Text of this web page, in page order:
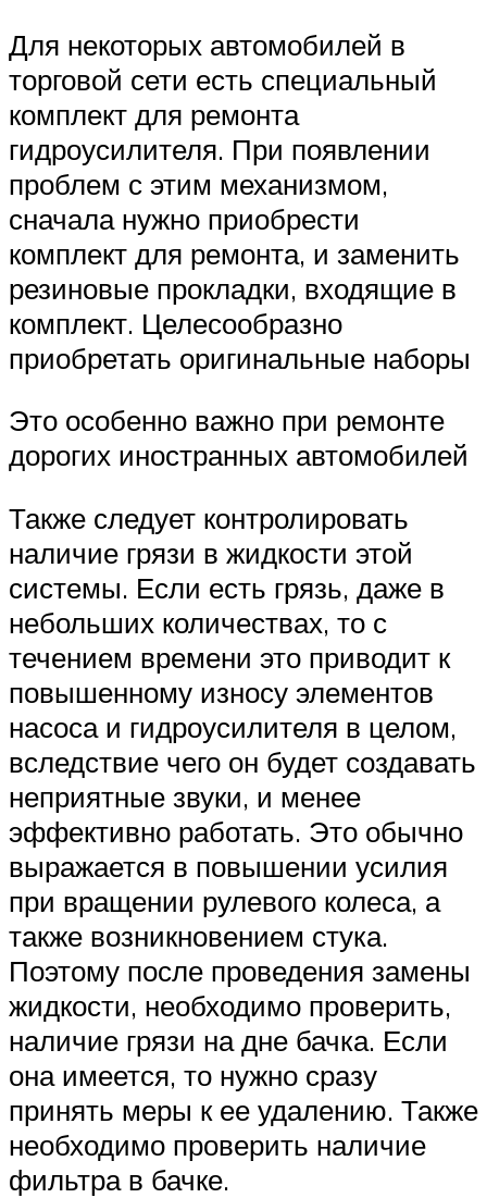
Для некоторых автомобилей в
торговой сети есть специальный
комплект для ремонта
гидроусилителя. При появлении
проблем с этим механизмом,
сначала нужно приобрести
комплект для ремонта, и заменить
резиновые прокладки, входящие в
комплект. Целесообразно
приобретать оригинальные наборы
Это особенно важно при ремонте
дорогих иностранных автомобилей
Также следует контролировать
наличие грязи в жидкости этой
системы. Если есть грязь, даже в
небольших количествах, то с
течением времени это приводит к
повышенному износу элементов
насоса и гидроусилителя в целом,
вследствие чего он будет создавать
неприятные звуки, и менее
эффективно работать. Это обычно
выражается в повышении усилия
при вращении рулевого колеса, а
также возникновением стука.
Поэтому после проведения замены
жидкости, необходимо проверить,
наличие грязи на дне бачка. Если
она имеется, то нужно сразу
принять меры к ее удалению. Также
необходимо проверить наличие
фильтра в бачке.